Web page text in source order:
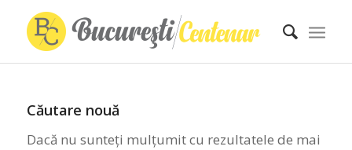
Căutare nouă
Dacă nu sunteți mulțumit cu rezultatele de mai